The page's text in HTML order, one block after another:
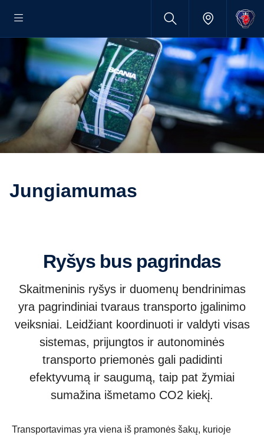
Jungiamumas
Ryšys bus pagrindas
Skaitmeninis ryšys ir duomenų bendrinimas
yra pagrindiniai tvaraus transporto įgalinimo
veiksniai. Leidžiant koordinuoti ir valdyti visas
sistemas, prijungtos ir autonominės
transporto priemonės gali padidinti
efektyvumą ir saugumą, taip pat žymiai
sumažina išmetamo CO2 kiekį.
Transportavimas yra viena iš pramonės šakų, kurioje